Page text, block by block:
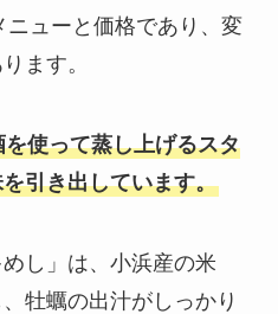
ューと価格であり、変
ます。
使って蒸し上げるスタ
引き出しています。
し」は、小浜産の米
牡蠣の出汁がしっかり